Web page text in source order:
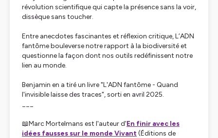
révolution scientifique qui capte la présence sans la voir,
dissèque sans toucher.
Entre anecdotes fascinantes et réflexion critique, L’ADN
fantôme bouleverse notre rapport à la biodiversité et
questionne la façon dont nos outils redéfinissent notre
lien au monde.
Benjamin en a tiré un livre "L'ADN fantôme - Quand
l'invisible laisse des traces", sorti en avril 2025.
📖Marc Mortelmans est l'auteur d'En finir avec les
idées fausses sur le monde Vivant(Éditions de